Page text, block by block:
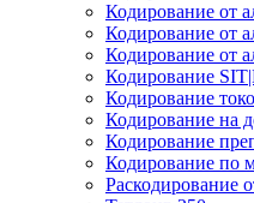
Кодирование от
Кодирование от
Кодирование от
Кодирование
Кодирование
Кодирование на
Кодирование
Кодирование по
Раскодирование